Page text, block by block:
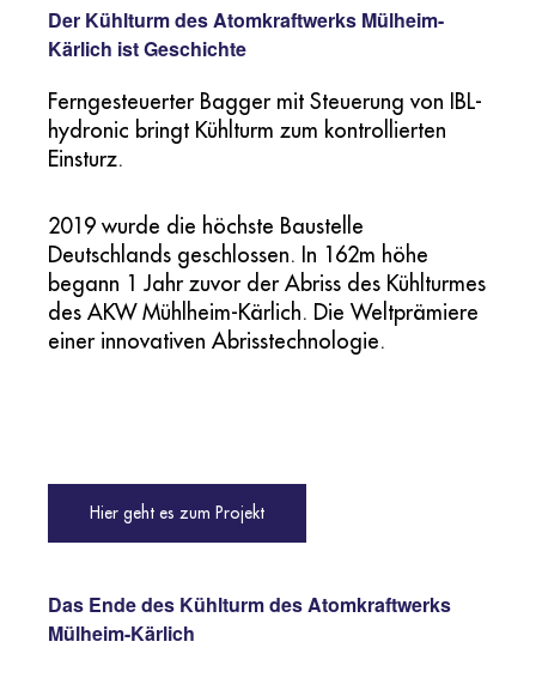
Der Kühlturm des Atomkraftwerks Mülheim-
Kärlich ist Geschichte
Ferngesteuerter Bagger mit Steuerung von IBL-
hydronic bringt Kühlturm zum kontrollierten
Einsturz.
2019 wurde die höchste Baustelle
Deutschlands geschlossen. In 162m höhe
begann 1 Jahr zuvor der Abriss des Kühlturmes
des AKW Mühlheim-Kärlich. Die Weltprämiere
einer innovativen Abrisstechnologie.
Hier geht es zum Projekt
Das Ende des Kühlturm des Atomkraftwerks
Mülheim-Kärlich